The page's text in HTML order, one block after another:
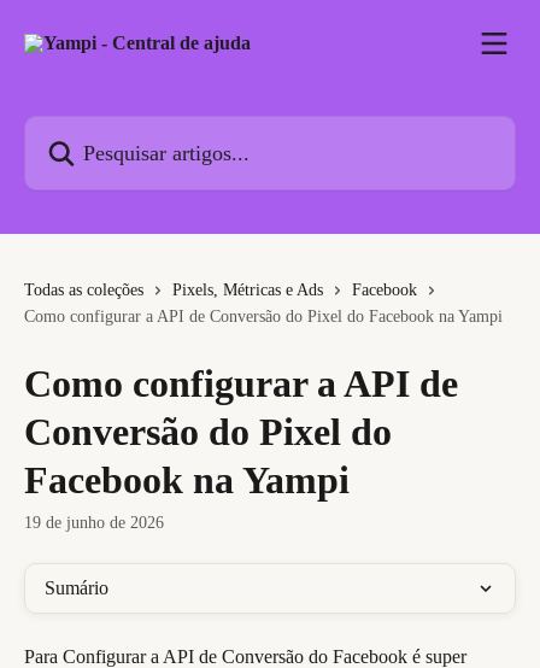
Todas as coleções Pixels, Métricas e Ads
Facebook
Como configurar a API de Conversão do Pixel do Facebook na Yampi
Como configurar a API de
Conversão do Pixel do
Facebook na Yampi
19 de junho de 2026
Sumário
Para Configurar a API de Conversão do Facebook é super